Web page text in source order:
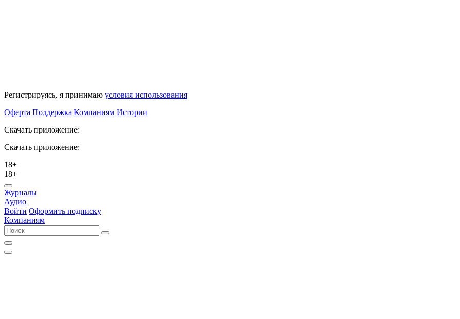
Регистрируясь, я принимаю условия использования
Оферта Поддержка Компаниям Истории
Скачать приложение:
Скачать приложение:
18+
18+
Журналы
Аудио
Войти Оформить подписку
Компаниям